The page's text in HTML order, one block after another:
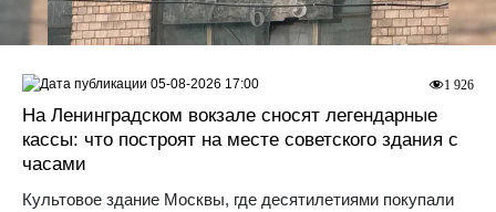
На Ленинградском вокзале сносят легендарные
кассы: что построят на месте советского здания с
часами
Культовое здание Москвы, где десятилетиями покупали
1 926
05-08-2026 17:00